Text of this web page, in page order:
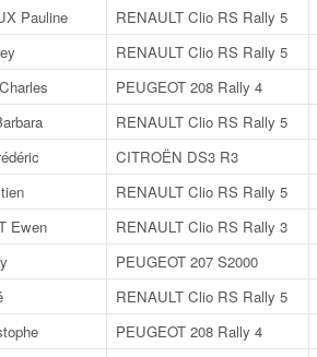
Pauline RENAULT Clio RS Rally 5
RENAULT Clio RS Rally 5
PEUGEOT 208 Rally 4
RENAULT Clio RS Rally 5
CITROËN DS3 R3
RENAULT Clio RS Rally 5
Ewen RENAULT Clio RS Rally 3
PEUGEOT 207 S2000
RENAULT Clio RS Rally 5
PEUGEOT 208 Rally 4